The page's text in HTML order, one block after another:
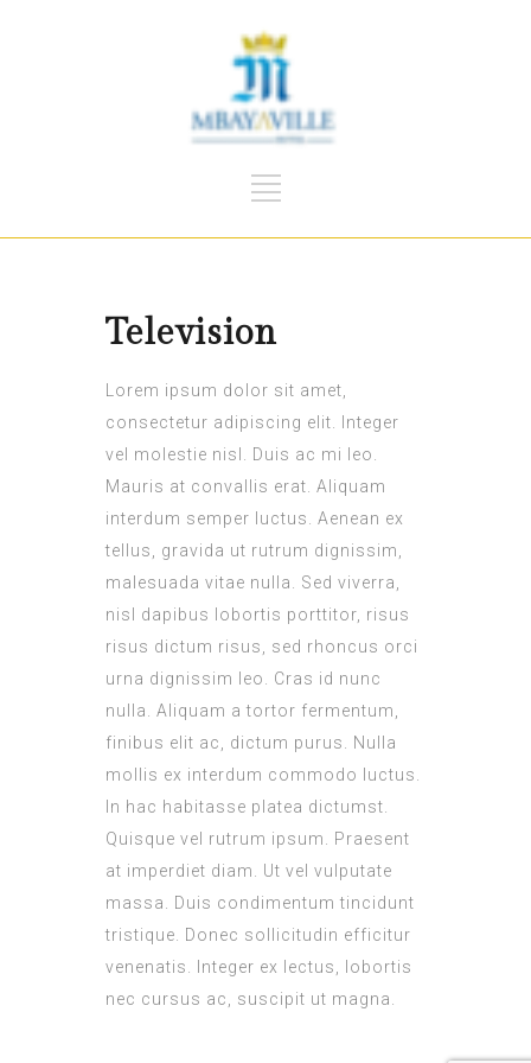
Television
Lorem ipsum dolor sit amet,
consectetur adipiscing elit. Integer
vel molestie nisl. Duis ac mi leo.
Mauris at convallis erat. Aliquam
interdum semper luctus. Aenean ex
tellus, gravida ut rutrum dignissim,
malesuada vitae nulla. Sed viverra,
nisl dapibus lobortis porttitor, risus
risus dictum risus, sed rhoncus orci
urna dignissim leo. Cras id nunc
nulla. Aliquam a tortor fermentum,
finibus elit ac, dictum purus. Nulla
mollis ex interdum commodo luctus.
In hac habitasse platea dictumst.
Quisque vel rutrum ipsum. Praesent
at imperdiet diam. Ut vel vulputate
massa. Duis condimentum tincidunt
tristique. Donec sollicitudin efficitur
venenatis. Integer ex lectus, lobortis
nec cursus ac, suscipit ut magna.